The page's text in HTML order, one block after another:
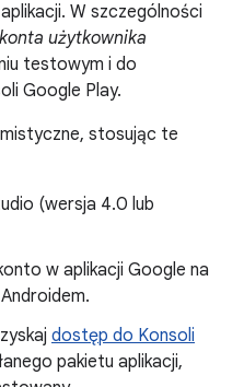
W szczególności
użytkownika
testowym i do
Google Play.
stosując te
(wersja 4.0 lub
w aplikacji Google na
dostęp do Konsoli
pakietu aplikacji,